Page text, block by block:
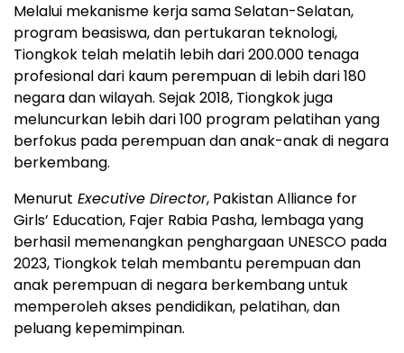
Melalui mekanisme kerja sama Selatan-Selatan,
program beasiswa, dan pertukaran teknologi,
Tiongkok telah melatih lebih dari 200.000 tenaga
profesional dari kaum perempuan di lebih dari 180
negara dan wilayah. Sejak 2018, Tiongkok juga
meluncurkan lebih dari 100 program pelatihan yang
berfokus pada perempuan dan anak-anak di negara
berkembang.
Menurut Executive Director, Pakistan Alliance for
Girls’ Education, Fajer Rabia Pasha, lembaga yang
berhasil memenangkan penghargaan UNESCO pada
2023, Tiongkok telah membantu perempuan dan
anak perempuan di negara berkembang untuk
memperoleh akses pendidikan, pelatihan, dan
peluang kepemimpinan.